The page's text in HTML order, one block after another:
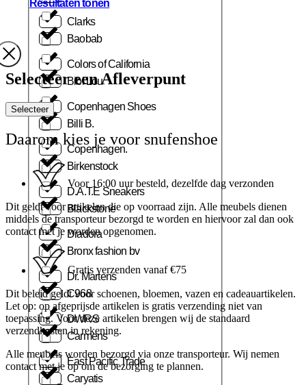
Clarks
Colors of California
Copenhagen Shoes
Copenhagen.
D.A.T.E Sneakers
Diadora
Dr. Martens
DWRS
East Pacific Trade
Baobab
Bibi Lou
Billi B.
Birkenstock
Blackstone
Bronx fashion bv
C968
Carmens
Caryatis
Resultaten tonen
Selecteer een Afleverpunt
Selecteer
Daarom kies je voor snufenshoe
Voor 16:00 uur besteld, dezelfde dag verzonden
Dit geldt voor artikelen die op voorraad zijn. Alle meubels dienen
middels de transporteur bezorgd te worden en hiervoor zal dan ook
contact met je worden opgenomen.
Gratis verzenden vanaf €75
Dit beleid geldt voor schoenen, bloemen, vazen en cadeauartikelen.
Let op: op afgeprijsde artikelen is gratis verzending niet van
toepassing. Voor deze artikelen brengen wij de standaard
verzendkosten in rekening.
Alle meubels worden bezorgd via onze transporteur. Wij nemen
contact met je op om de bezorging te plannen.